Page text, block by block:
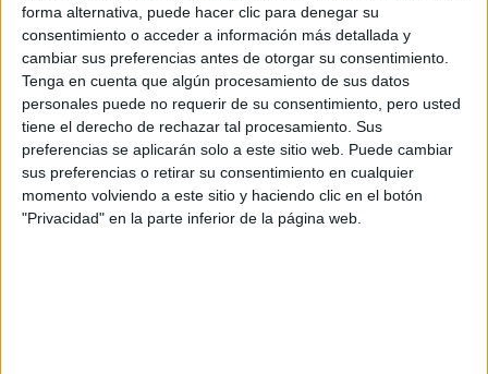
forma alternativa, puede hacer clic para denegar su
consentimiento o acceder a información más detallada y
cambiar sus preferencias antes de otorgar su consentimiento.
Tenga en cuenta que algún procesamiento de sus datos
personales puede no requerir de su consentimiento, pero usted
tiene el derecho de rechazar tal procesamiento. Sus
preferencias se aplicarán solo a este sitio web. Puede cambiar
sus preferencias o retirar su consentimiento en cualquier
momento volviendo a este sitio y haciendo clic en el botón
"Privacidad" en la parte inferior de la página web.
Inicio
Etiquetas: La universidad - un mundo Enfermería